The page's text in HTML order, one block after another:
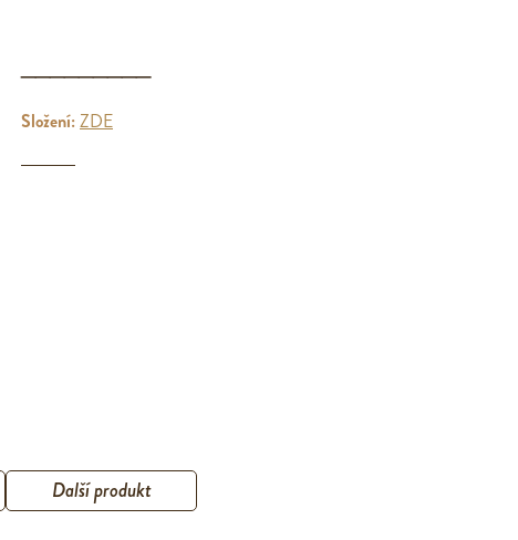
Složení:ZDE
Další produkt